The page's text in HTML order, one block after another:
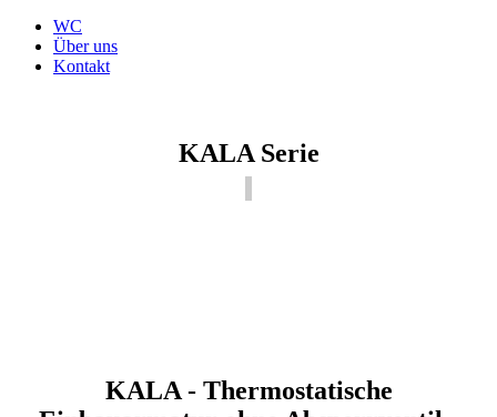
WC
Über uns
Kontakt
KALA Serie
KALA - Thermostatische